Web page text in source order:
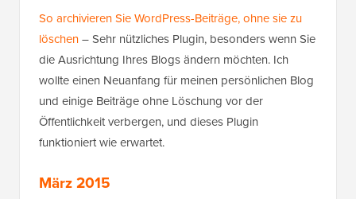
So archivieren Sie WordPress-Beiträge, ohne sie zu
löschen– Sehr nützliches Plugin, besonders wenn Sie
die Ausrichtung Ihres Blogs ändern möchten. Ich
wollte einen Neuanfang für meinen persönlichen Blog
und einige Beiträge ohne Löschung vor der
Öffentlichkeit verbergen, und dieses Plugin
funktioniert wie erwartet.
März 2015